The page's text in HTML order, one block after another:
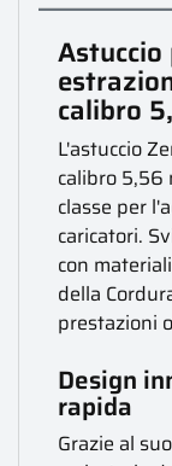
calibro
L'astuccio
calibro 5,56
classe per
caricatori.
con
della
prestazioni
Design
rapida
Grazie al